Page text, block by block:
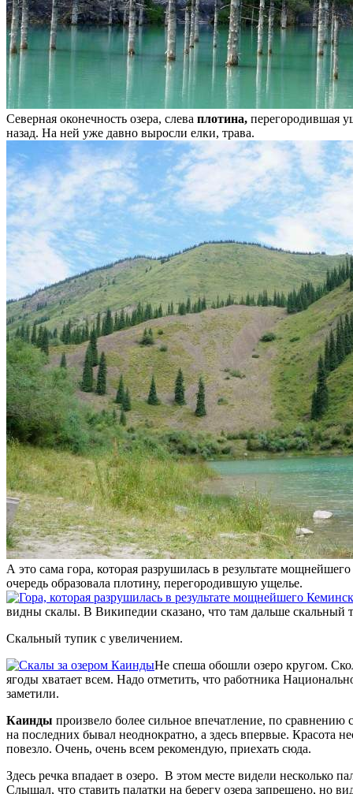
Северная оконечность озера, слева плотина, перегородившая
назад. На ней уже давно выросли елки, трава.
А это сама гора, которая разрушилась в результате мощнейшего
очередь образовала плотину, перегородившую ущелье.
видны скалы. В Википедии сказано, что там дальше скальный
Скальный тупик с увеличением.
Не спеша обошли озеро кругом.
ягоды хватает всем. Надо отметить, что работника
заметили.
Каинды произвело более сильное впечатление, по
на последних бывал неоднократно, а здесь впервые. Красота
повезло. Очень, очень всем рекомендую, приехать сюда.
Здесь речка впадает в озеро. В этом месте видели несколько
Слышал, что ставить палатки на берегу озера запрещено, но